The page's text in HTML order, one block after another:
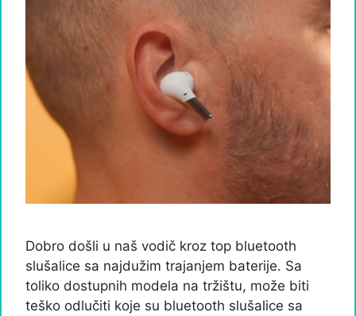
Dobro došli u naš vodič kroz top bluetooth
slušalice sa najdužim trajanjem baterije. Sa
toliko dostupnih modela na tržištu, može biti
teško odlučiti koje su bluetooth slušalice sa